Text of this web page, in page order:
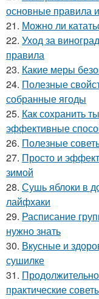
основные правила
21. Можно ли
22. Уход за
правила
23. Какие меры
24. Полезные
собранные ягоды
25. Как сохранить
эффективные
26. Полезные
27. Просто и
зимой
28. Сушь яблоки в
лайфхаки
29. Расписание
нужно знать
30. Вкусные и
сушилке
31.
практические